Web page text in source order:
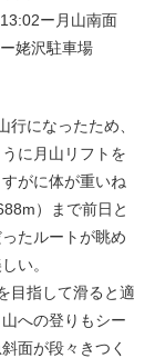
ー月山南面
姥沢駐車場
になったため、
に月山リフトを
がに体が重いね
）まで前日と
たルートが眺め
い。
目指して滑ると適
への登りもシー
面が段々きつく